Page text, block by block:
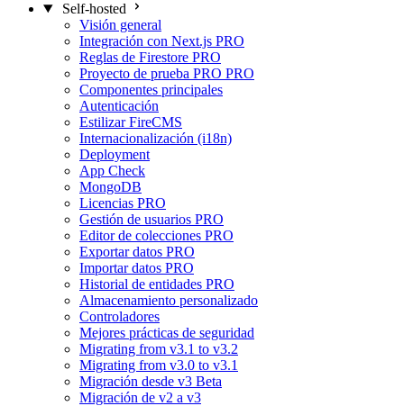
Self-hosted
Visión general
Integración con Next.js PRO
Reglas de Firestore PRO
Proyecto de prueba PRO PRO
Componentes principales
Autenticación
Estilizar FireCMS
Internacionalización (i18n)
Deployment
App Check
MongoDB
Licencias PRO
Gestión de usuarios PRO
Editor de colecciones PRO
Exportar datos PRO
Importar datos PRO
Historial de entidades PRO
Almacenamiento personalizado
Controladores
Mejores prácticas de seguridad
Migrating from v3.1 to v3.2
Migrating from v3.0 to v3.1
Migración desde v3 Beta
Migración de v2 a v3